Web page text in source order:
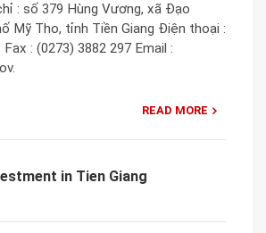
: số 379 Hùng Vương, xã Đạo
Mỹ Tho, tỉnh Tiền Giang Điện thoại :
: (0273) 3882 297 Email :
READ MORE
in Tien Giang